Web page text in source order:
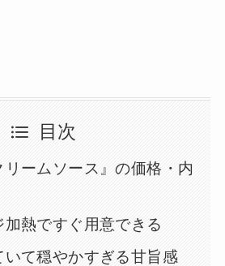
目次
リームソース』の価格・内
熱ですぐ用意できる
いて穏やかすぎる甘旨感